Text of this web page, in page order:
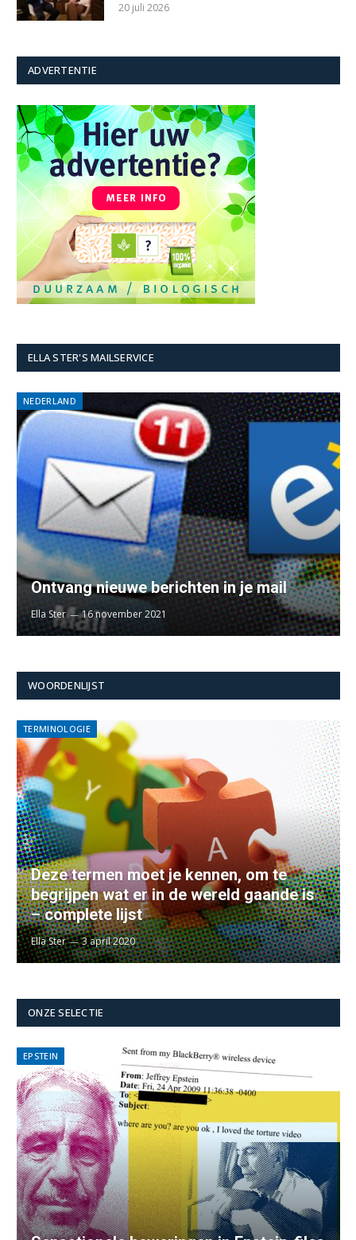
20 juli 2026
ADVERTENTIE
ELLA STER'S MAILSERVICE
NEDERLAND
Ontvang nieuwe berichten in je mail
Ella Ster 16 november 2021
WOORDENLIJST
TERMINOLOGIE
Deze termen moet je kennen, om te
begrijpen wat er in de wereld gaande is
– complete lijst
Ella Ster 3 april 2020
ONZE SELECTIE
EPSTEIN